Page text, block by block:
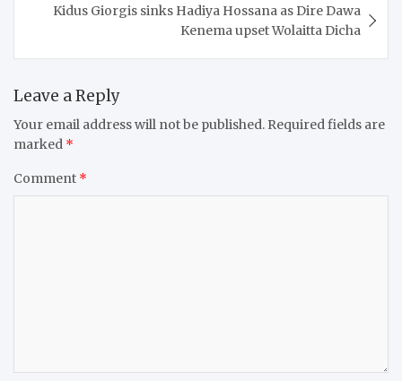
Kidus Giorgis sinks Hadiya Hossana as Dire Dawa
Kenema upset Wolaitta Dicha
Leave a Reply
Your email address will not be published. Required fields are
marked *
Comment *